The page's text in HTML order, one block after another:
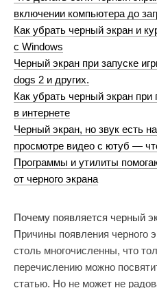
включении компьютера до
Как убрать черный экран и
с Windows
Черный экран при запуске
dogs 2 и других.
Как убрать черный экран при
в интернете
Черный экран, но звук есть
просмотре видео с ютуб —
Программы и утилиты
от черного экрана
Почему появляется черный
Причины появления черного
столь многочисленны, что
перечислению можно
статью. Но не может не